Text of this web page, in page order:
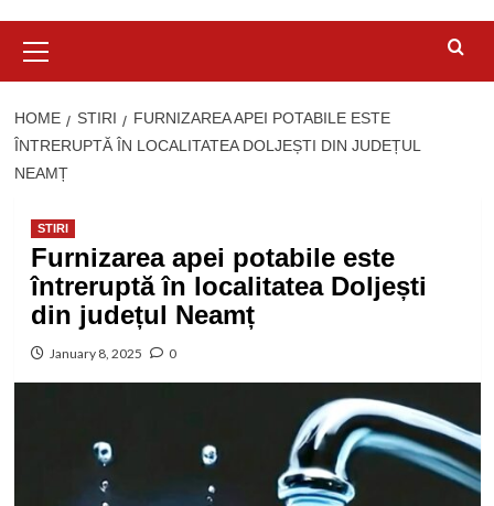
Menu
HOME STIRI
FURNIZAREA APEI POTABILE ESTE
ÎNTRERUPTĂ ÎN LOCALITATEA DOLJEȘTI DIN JUDEȚUL
NEAMȚ
STIRI
Furnizarea apei potabile este
întreruptă în localitatea Doljești
din județul Neamț
January 8, 2025 0